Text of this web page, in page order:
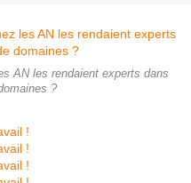
AN les rendaient experts dans
?